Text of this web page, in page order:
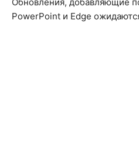
Обновления, добавляющие
PowerPoint и Edge